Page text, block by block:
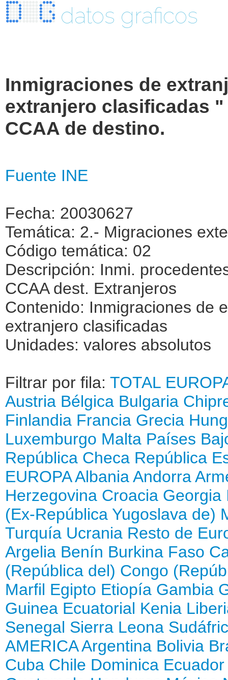
datos graficos
Inmigraciones de
extranjero clasificadas
CCAA de destino.
Fuente INE
Fecha: 20030627
Temática: 2.- Migraciones
Código temática: 02
Descripción: Inmi.
CCAA dest. Extranjeros
Contenido: Inmigraciones de
extranjero clasificadas
Unidades: valores absolutos
Filtrar por fila: TOTAL
Austria Bélgica Bulgaria
Finlandia Francia Grecia
Luxemburgo Malta Países
República Checa República
EUROPAAlbaniaAndorra
Herzegovina Croacia Georgia
(Ex-República Yugoslava de)
Turquía Ucrania Resto de
Argelia Benín Burkina Faso
(República del) Congo
Marfil Egipto Etiopía Gambia
Guinea Ecuatorial Kenia
Senegal Sierra Leona
AMERICAArgentina Bolivia
Cuba Chile Dominica Ecuador